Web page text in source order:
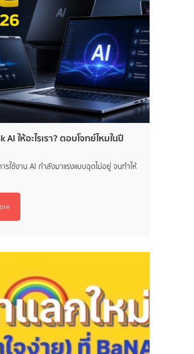
AI ให้อะไรเรา? ตอบโจทย์ไหมในปี
รใช้งาน AI กำลังมาแรงแบบฉุดไม่อยู่ จนทำให้